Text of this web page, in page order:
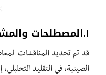
١.المصطلحات والمشكلات الرئيسية:
قد تم تحديد المناقشات
الصينية، في التقليد